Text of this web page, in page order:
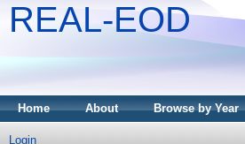
REAL-EOD
Home About Browse by Year
Login